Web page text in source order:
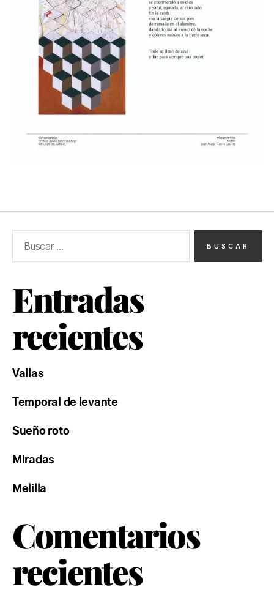
Entradas
recientes
Vallas
Temporal de levante
Sueño roto
Miradas
Melilla
Comentarios
recientes